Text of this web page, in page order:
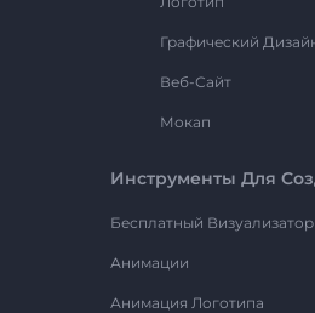
Графический
Веб-Сайт
Мокап
Инструменты Для
Бесплатный
Анимации
Анимация Логотипа